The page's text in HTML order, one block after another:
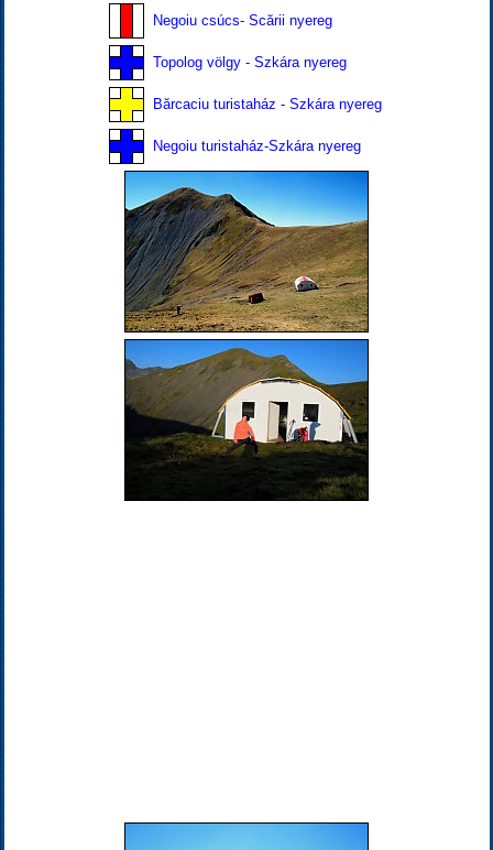
Negoiu csúcs- Scării nyereg
Topolog völgy - Szkára nyereg
Bărcaciu turistaház - Szkára nyereg
Negoiu turistaház-Szkára nyereg